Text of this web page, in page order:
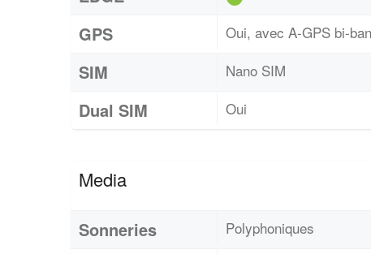
GPS
Oui, avec A-GPS bi-
SIM Nano SIM
Dual SIM Oui
Media
Sonneries Polyphoniques